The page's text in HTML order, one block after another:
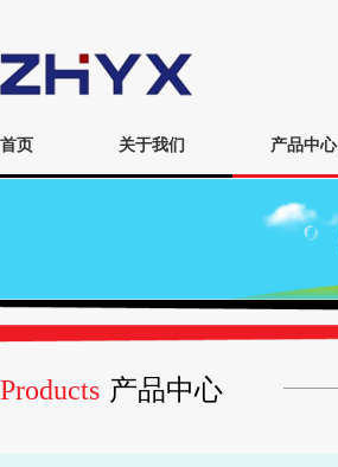
首页 关于我们 产品中心
Products 产品中心